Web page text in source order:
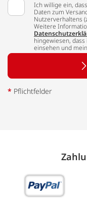
Ich willige ein,
Daten zum
Nutzerverhaltens
Weitere
hingewiesen,
einsehen und
* Pflichtfelder